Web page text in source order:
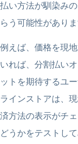
払い方法が馴染み
らう可能性があり
例えば、価格を現
いれば、分割払い
ットを期待するユ
ラインストアは、
済方法の表示がチ
どうかをテストし